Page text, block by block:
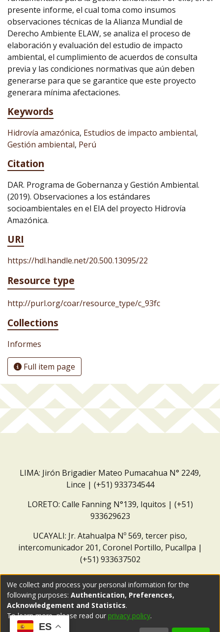
presente informe, el cual toma como insumos
observaciones técnicas de la Alianza Mundial de
Derecho Ambiente ELAW, se analiza el proceso de
elaboración y evaluación del estudio de impacto
ambiental, el cumplimiento de acuerdos de consulta
previa y las condiciones normativas que aún deben
generarse para que se garantice que este proyecto
generara mínima afectaciones.
Keywords
Hidrovía amazónica, Estudios de impacto ambiental,
Gestión ambiental, Perú
Citation
DAR. Programa de Gobernanza y Gestión Ambiental.
(2019). Observaciones a los estándares
socioambientales en el EIA del proyecto Hidrovía
Amazónica.
URI
https://hdl.handle.net/20.500.13095/22
Resource type
http://purl.org/coar/resource_type/c_93fc
Collections
Informes
Full item page
LIMA: Jirón Brigadier Mateo Pumacahua N° 2249,
Lince | (+51) 933734544
LORETO: Calle Fanning N°139, Iquitos | (+51)
933629623
UCAYALI: Jr. Atahualpa Nº 569, tercer piso,
intercomunicador 201, Coronel Portillo, Pucallpa |
(+51) 933637502
Correo institucional:
repositorio@dar.org.pe
ES
We collect and process your personal information for the
following purposes: Authentication, Preferences,
Acknowledgement and Statistics.
To learn more, please read our privacy policy.